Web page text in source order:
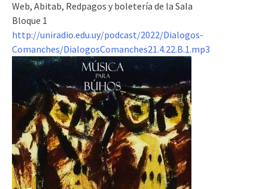
Web, Abitab, Redpagos y boletería de la Sala
Bloque 1
http://uniradio.edu.uy/podcast/2022/Dialogos-
Comanches/DialogosComanches21.4.22.B.1.mp3